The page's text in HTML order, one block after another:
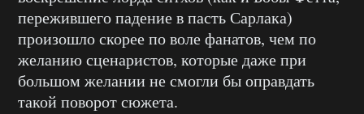
пережившего падение в пасть Сарлака)
произошло скорее по воле фанатов, чем по
желанию сценаристов, которые даже при
большом желании не смогли бы оправдать
такой поворот сюжета.